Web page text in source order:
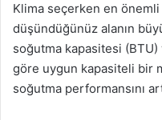
Klima seçerken en önemli
düşündüğünüz alanın
soğutma kapasitesi (BTU)
göre uygun kapasiteli bir
soğutma performansını